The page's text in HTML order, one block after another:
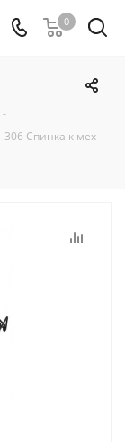
0
-
306 Спинка к мех-